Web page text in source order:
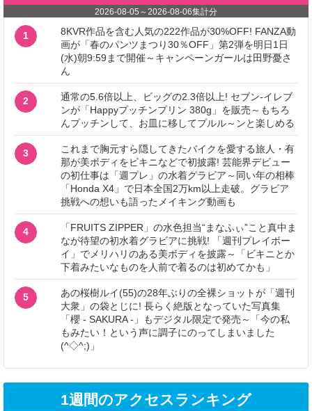
2026-08-05 ～ 2026-08-06集計分
1
8KVR作品を含む人気の222作品が30%OFF! FANZA動
画が「春のパンツまつり30％OFF」第2弾を明日1日
(水)朝9:59まで開催～キャンペーンガールは田野憂さ
ん
2
通常の5.6倍以上、ビッグの2.3倍以上! セブン‐イレブ
ンが「Happyプッチンプリン 380g」を販売～もちろ
んプッチンして、お皿に移してプルル～ンと楽しめる
3
これまで胸元すら隠してきたバイクを愛する旅人・有
那が美ボディをビキニなどで初披露! 芸能界デビュー
の初仕事は「週プレ」の水着グラビア～同い年の相棒
「Honda X4」で日本全国2万km以上走破。グラビア
挑戦への想いも語ったメイキング動画も
4
「FRUITS ZIPPER」の水色担当“まなふぃ”こと真中ま
なが待望の初水着グラビアに挑戦! 「週刊プレイボー
イ」でメリハリのある美ボディを披露～「ビキニとか
下着みたいなものを人前で着るのは初めてかも」
5
あの桜樹ルイ(55)の28年ぶりの全裸ショットが「週刊
大衆」の袋とじに! 長らく絶版となっていた写真集
「櫻 - SAKURA -」もデジタル限定で発売～「今の私
もみたい！という声に調子にのってしまいました
(^◇^;)」
1週間のアクセスランキング